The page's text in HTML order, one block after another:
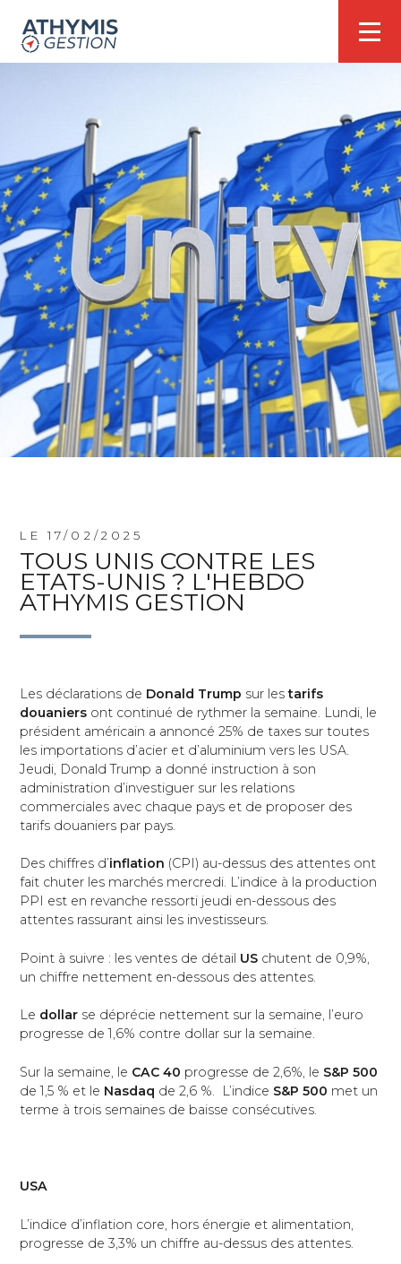
LE 17/02/2025
TOUS UNIS CONTRE LES
ETATS-UNIS ? L'HEBDO
ATHYMIS GESTION
Les déclarations de Donald Trump sur lestarifs
douaniers ont continué de rythmer la semaine. Lundi, le
président américain a annoncé 25% de taxes sur toutes
les importations d’acier et d’aluminium vers les USA.
Jeudi, Donald Trump a donné instruction à son
administration d’investiguer sur les relations
commerciales avec chaque pays et de proposer des
tarifs douaniers par pays.
Des chiffres d’inflation (CPI) au-dessus des attentes ont
fait chuter les marchés mercredi. L’indice à la production
PPI est en revanche ressorti jeudi en-dessous des
attentes rassurant ainsi les investisseurs.
Point à suivre : les ventes de détail US chutent de 0,9%,
un chiffre nettement en-dessous des attentes.
Le dollar se déprécie nettement sur la semaine, l’euro
progresse de 1,6% contre dollar sur la semaine.
Sur la semaine, le CAC 40 progresse de 2,6%, le S&P 500
de 1,5 % et le Nasdaq de 2,6 %. L’indice S&P 500 met un
terme à trois semaines de baisse consécutives.
USA
L’indice d’inflation core, hors énergie et alimentation,
progresse de 3,3% un chiffre au-dessus des attentes.